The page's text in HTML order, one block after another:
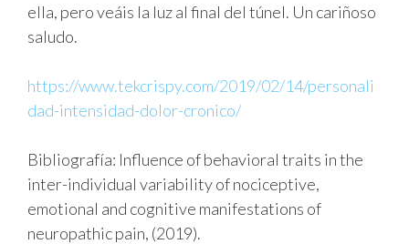
ella, pero veáis la luz al final del túnel. Un cariñoso
saludo.
https://www.tekcrispy.com/2019/02/14/personali
dad-intensidad-dolor-cronico/
Bibliografía: Influence of behavioral traits in the
inter-individual variability of nociceptive,
emotional and cognitive manifestations of
neuropathic pain, (2019).